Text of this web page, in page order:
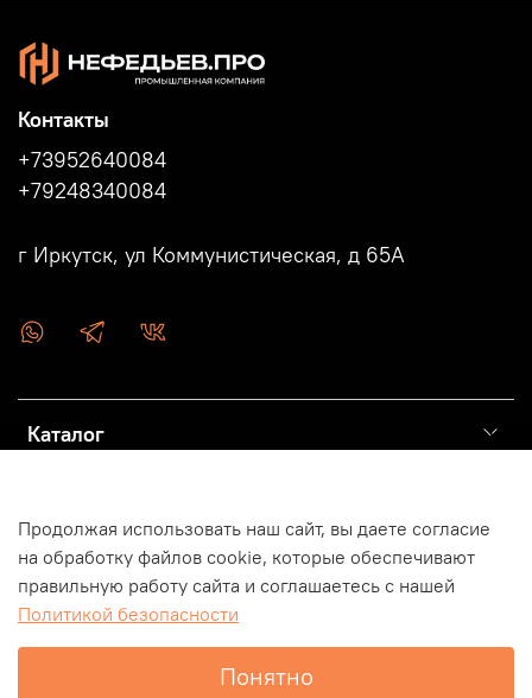
Каталог
Контакты
+73952640084
+79248340084
г Иркутск, ул Коммунистическая, д 65А
Продолжая использовать наш сайт, вы даете согласие
на обработку файлов cookie, которые обеспечивают
правильную работу сайта и соглашаетесь с нашей
Политикой безопасности
Понятно